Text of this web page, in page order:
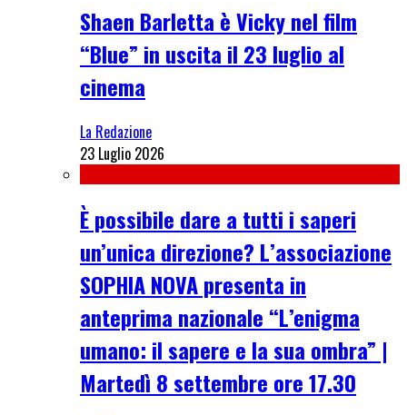
Shaen Barletta è Vicky nel film
“Blue” in uscita il 23 luglio al
cinema
La Redazione
23 Luglio 2026
È possibile dare a tutti i saperi
un’unica direzione? L’associazione
SOPHIA NOVA presenta in
anteprima nazionale “L’enigma
umano: il sapere e la sua ombra” |
Martedì 8 settembre ore 17.30